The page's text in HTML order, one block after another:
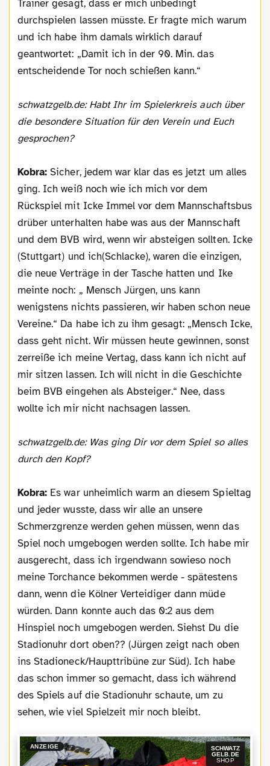
Trainer gesagt, dass er mich unbedingt
durchspielen lassen müsste. Er fragte mich warum
und ich habe ihm damals wirklich darauf
geantwortet: „Damit ich in der 90. Min. das
entscheidende Tor noch schießen kann.“
schwatzgelb.de: Habt Ihr im Spielerkreis auch über
die besondere Situation für den Verein und Euch
gesprochen?
Kobra: Sicher, jedem war klar das es jetzt um alles
ging. Ich weiß noch wie ich mich vor dem
Rückspiel mit Icke Immel vor dem Mannschaftsbus
drüber unterhalten habe was aus der Mannschaft
und dem BVB wird, wenn wir absteigen sollten. Icke
(Stuttgart) und ich(Schlacke), waren die einzigen,
die neue Verträge in der Tasche hatten und Ike
meinte noch: „ Mensch Jürgen, uns kann
wenigstens nichts passieren, wir haben schon neue
Vereine.“ Da habe ich zu ihm gesagt: „Mensch Icke,
dass geht nicht. Wir müssen heute gewinnen, sonst
zerreiße ich meine Vertag, dass kann ich nicht auf
mir sitzen lassen. Ich will nicht in die Geschichte
beim BVB eingehen als Absteiger.“ Nee, dass
wollte ich mir nicht nachsagen lassen.
schwatzgelb.de: Was ging Dir vor dem Spiel so alles
durch den Kopf?
Kobra: Es war unheimlich warm an diesem Spieltag
und jeder wusste, dass wir alle an unsere
Schmerzgrenze werden gehen müssen, wenn das
Spiel noch umgebogen werden sollte. Ich habe mir
ausgerecht, dass ich irgendwann sowieso noch
meine Torchance bekommen werde - spätestens
dann, wenn die Kölner Verteidiger dann müde
würden. Dann konnte auch das 0:2 aus dem
Hinspiel noch umgebogen werden. Siehst Du die
Stadionuhr dort oben?? (Jürgen zeigt nach oben
ins Stadioneck/Haupttribüne zur Süd). Ich habe
das schon immer so gemacht, dass ich während
des Spiels auf die Stadionuhr schaute, um zu
sehen, wie viel Spielzeit mir noch bleibt.
ANZEIGE
SCHWATZ
GELB.DE
SHOP